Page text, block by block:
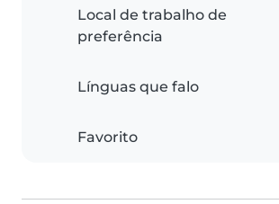
Local de trabalho de
preferência
Línguas que falo
Favorito